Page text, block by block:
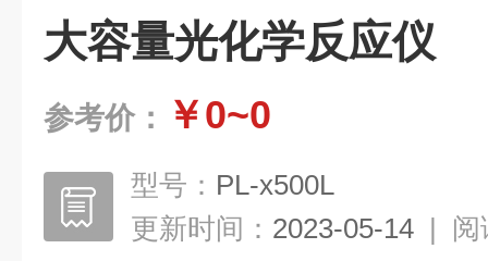
大容量光化学反应仪
参考价： ￥0~0
型号： PL-x500L
更新时间： 2023-05-14 | 阅